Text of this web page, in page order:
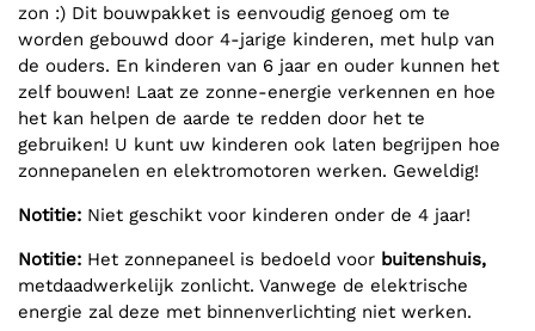
zon :) Dit bouwpakket is eenvoudig genoeg om te
worden gebouwd door 4-jarige kinderen, met hulp van
de ouders. En kinderen van 6 jaar en ouder kunnen het
zelf bouwen! Laat ze zonne-energie verkennen en hoe
het kan helpen de aarde te redden door het te
gebruiken! U kunt uw kinderen ook laten begrijpen hoe
zonnepanelen en elektromotoren werken. Geweldig!
Notitie: Niet geschikt voor kinderen onder de 4 jaar!
Notitie: Het zonnepaneel is bedoeld voor buitenshuis,
metdaadwerkelijk zonlicht. Vanwege de elektrische
energie zal deze met binnenverlichting niet werken.